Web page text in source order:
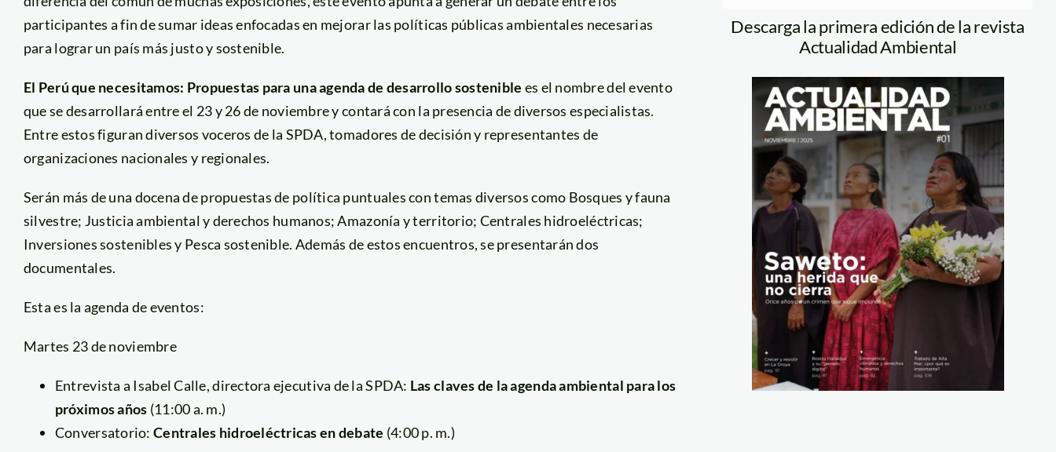
participantes a fin de sumar ideas enfocadas en mejorar las políticas públicas ambientales necesarias
para lograr un país más justo y sostenible.
El Perú que necesitamos: Propuestas para una agenda de desarrollo sostenible es el nombre del evento
que se desarrollará entre el 23 y 26 de noviembre y contará con la presencia de diversos especialistas.
Entre estos figuran diversos voceros de la SPDA, tomadores de decisión y representantes de
organizaciones nacionales y regionales.
Serán más de una docena de propuestas de política puntuales con temas diversos como Bosques y fauna
silvestre; Justicia ambiental y derechos humanos; Amazonía y territorio; Centrales hidroeléctricas;
Inversiones sostenibles y Pesca sostenible. Además de estos encuentros, se presentarán dos
documentales.
Esta es la agenda de eventos:
Martes 23 de noviembre
Entrevista a Isabel Calle, directora ejecutiva de la SPDA: Las claves de la agenda ambiental para los
próximos años (11:00 a. m.)
Conversatorio:Centrales hidroeléctricas en debate (4:00 p. m.)
Descarga la primera edición de la revista
Actualidad Ambiental